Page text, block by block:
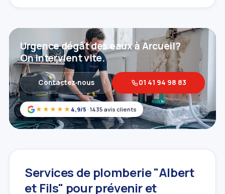
★★★★★ 4,9/5 · 1435 avis clients
Urgence dégât des eaux à Arcueil?
On intervient vite.
Contactez‑nous 01 41 94 98 83
Services de plomberie "Albert
et Fils" pour prévenir et